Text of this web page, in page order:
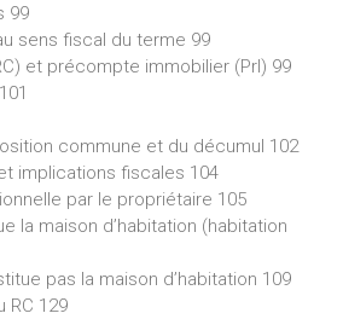
99
sens fiscal du terme 99
et précompte immobilier (PrI) 99
commune et du décumul 102
implications fiscales 104
par le propriétaire 105
la maison d’habitation (habitation
pas la maison d’habitation 109
RC 129